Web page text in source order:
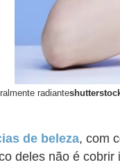
radiante
de beleza, com
deles não é